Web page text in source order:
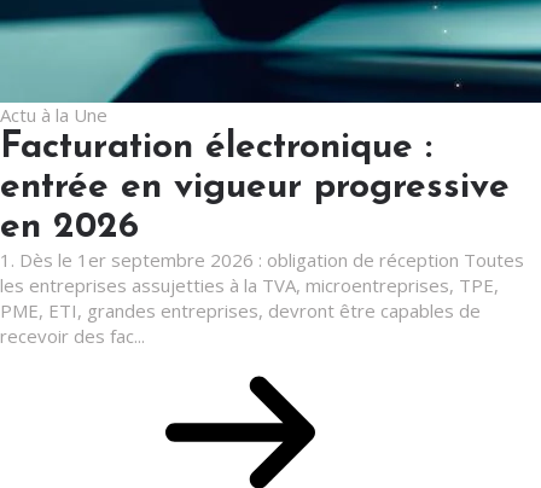
Actu à la Une
Facturation électronique :
entrée en vigueur progressive
en 2026
1. Dès le 1er septembre 2026 : obligation de réception Toutes
les entreprises assujetties à la TVA, microentreprises, TPE,
PME, ETI, grandes entreprises, devront être capables de
recevoir des fac...